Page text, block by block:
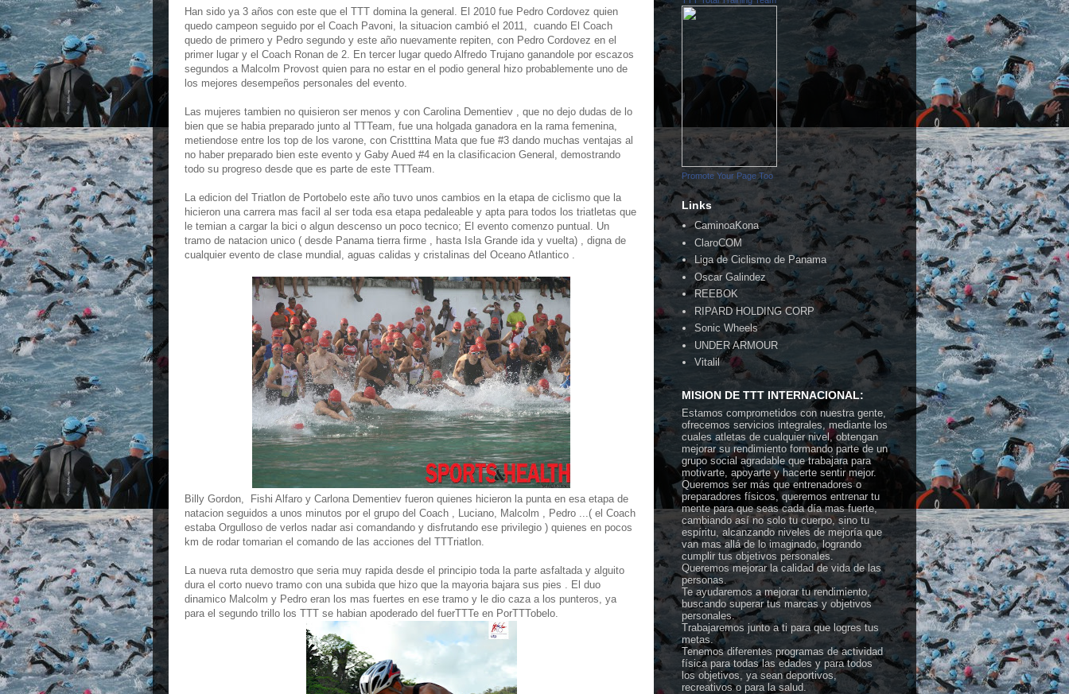
Han sido ya 3 años con este que el TTT domina la general. El 2010 fue Pedro Cordovez quien
quedo campeon seguido por el Coach Pavoni, la situacion cambió el 2011, cuando El Coach
quedo de primero y Pedro segundo y este año nuevamente repiten, con Pedro Cordovez en el
primer lugar y el Coach Ronan de 2. En tercer lugar quedo Alfredo Trujano ganandole por escazos
segundos a Malcolm Provost quien para no estar en el podio general hizo probablemente uno de
los mejores desempeños personales del evento.
Las mujeres tambien no quisieron ser menos y con Carolina Dementiev , que no dejo dudas de lo
bien que se habia preparado junto al TTTeam, fue una holgada ganadora en la rama femenina,
metiendose entre los top de los varone, con Cristttina Mata que fue #3 dando muchas ventajas al
no haber preparado bien este evento y Gaby Aued #4 en la clasificacion General, demostrando
todo su progreso desde que es parte de este TTTeam.
La edicion del Triatlon de Portobelo este año tuvo unos cambios en la etapa de ciclismo que la
hicieron una carrera mas facil al ser toda esa etapa pedaleable y apta para todos los triatletas que
le temian a cargar la bici o algun descenso un poco tecnico; El evento comenzo puntual. Un
tramo de natacion unico ( desde Panama tierra firme , hasta Isla Grande ida y vuelta) , digna de
cualquier evento de clase mundial, aguas calidas y cristalinas del Oceano Atlantico .
Billy Gordon, Fishi Alfaro y Carlona Dementiev fueron quienes hicieron la punta en esa etapa de
natacion seguidos a unos minutos por el grupo del Coach , Luciano, Malcolm , Pedro ...( el Coach
estaba Orgulloso de verlos nadar asi comandando y disfrutando ese privilegio ) quienes en pocos
km de rodar tomarian el comando de las acciones del TTTriatlon.
La nueva ruta demostro que seria muy rapida desde el principio toda la parte asfaltada y alguito
dura el corto nuevo tramo con una subida que hizo que la mayoria bajara sus pies . El duo
dinamico Malcolm y Pedro eran los mas fuertes en ese tramo y le dio caza a los punteros, ya
para el segundo trillo los TTT se habian apoderado del fuerTTTe en PorTTTobelo.
Promote Your Page Too
Links
CaminoaKona
ClaroCOM
Liga de Ciclismo de Panama
Oscar Galindez
REEBOK
RIPARD HOLDING CORP
Sonic Wheels
UNDER ARMOUR
Vitalil
MISION DE TTT INTERNACIONAL:
Estamos comprometidos con nuestra gente,
ofrecemos servicios integrales, mediante los
cuales atletas de cualquier nivel, obtengan
mejorar su rendimiento formando parte de un
grupo social agradable que trabajara para
motivarte, apoyarte y hacerte sentir mejor.
Queremos ser más que entrenadores o
preparadores físicos, queremos entrenar tu
mente para que seas cada día mas fuerte,
cambiando así no solo tu cuerpo, sino tu
espíritu, alcanzando niveles de mejoría que
van mas allá de lo imaginado, logrando
cumplir tus objetivos personales.
Queremos mejorar la calidad de vida de las
personas.
Te ayudaremos a mejorar tu rendimiento,
buscando superar tus marcas y objetivos
personales.
Trabajaremos junto a ti para que logres tus
metas.
Tenemos diferentes programas de actividad
física para todas las edades y para todos
los objetivos, ya sean deportivos,
recreativos o para la salud.